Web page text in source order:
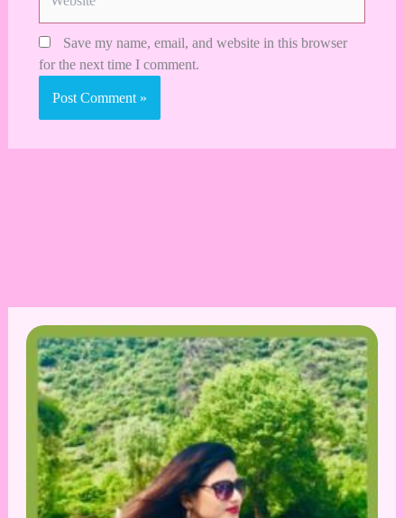
Save my name, email, and website in this browser
for the next time I comment.